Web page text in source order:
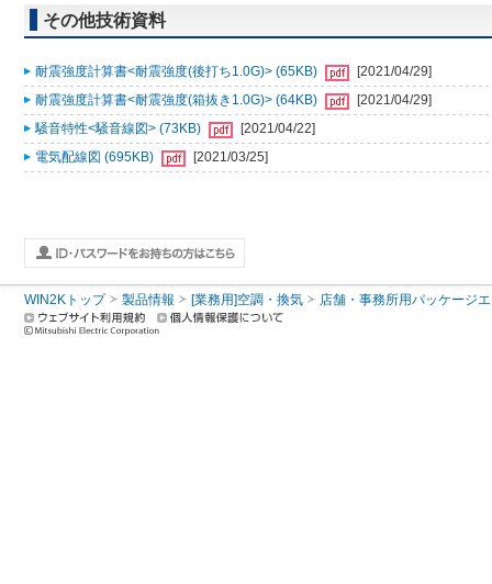
その他技術資料
耐震強度計算書<耐震強度(後打ち1.0G)> (65KB)
[2021/04/29]
耐震強度計算書<耐震強度(箱抜き1.0G)> (64KB)
[2021/04/29]
騒音特性<騒音線図> (73KB)
[2021/04/22]
電気配線図 (695KB)
[2021/03/25]
WIN2Kトップ 製品情報 [業務用]空調・換気 店舗・事務所用パッケージ